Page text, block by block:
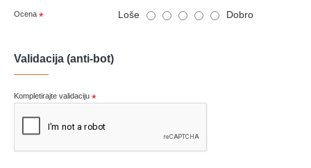
Ocena Loše Dobro
Validacija (anti-bot)
Kompletirajte validaciju